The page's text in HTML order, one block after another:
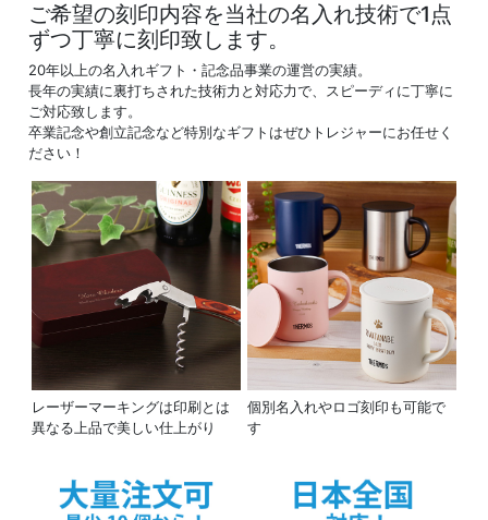
ご希望の刻印内容を当社の名入れ技術で1点
ずつ丁寧に刻印致します。
20年以上の名入れギフト・記念品事業の運営の実績。
長年の実績に裏打ちされた技術力と対応力で、スピーディに丁寧に
ご対応致します。
卒業記念や創立記念など特別なギフトはぜひトレジャーにお任せく
ださい！
レーザーマーキングは印刷とは
異なる上品で美しい仕上がり
個別名入れやロゴ刻印も可能で
す